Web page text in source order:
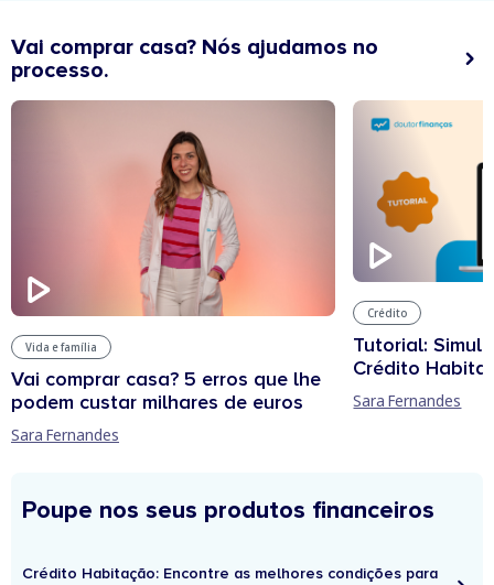
Vai comprar casa? Nós ajudamos no
processo.
Vida e família
Vai comprar casa? 5 erros que lhe
podem custar milhares de euros
Sara Fernandes
Crédito
Tutorial:
Crédito
Sara Fernandes
Poupe nos seus produtos financeiros
Crédito Habitação: Encontre as melhores condições para